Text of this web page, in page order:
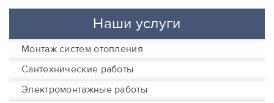
Наши услуги
Монтаж систем отопления
Сантехнические работы
Электромонтажные работы